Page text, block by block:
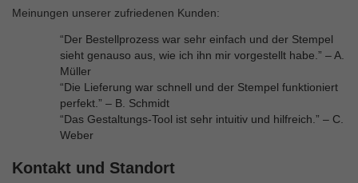
Meinungen unserer zufriedenen Kunden:
“Der Bestellprozess war sehr einfach und der Stempel
sieht genauso aus, wie ich ihn mir vorgestellt habe.” – A.
Müller
“Die Lieferung war schnell und der Stempel funktioniert
perfekt.” – B. Schmidt
“Das Gestaltungs-Tool ist sehr intuitiv und hilfreich.” – C.
Weber
Kontakt und Standort